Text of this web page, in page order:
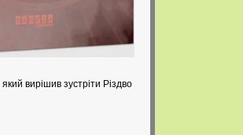
вирішив зустріти Різдво